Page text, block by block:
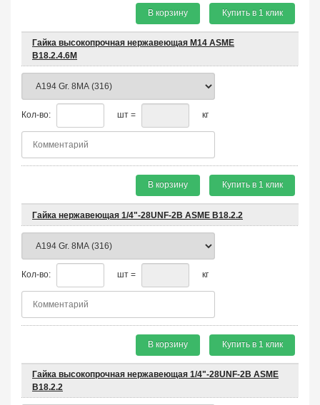
В корзину Купить в 1 клик
Гайка высокопрочная нержавеющая М14 ASME
B18.2.4.6M
Кол-во: шт = кг
В корзину Купить в 1 клик
Гайка нержавеющая 1/4"-28UNF-2B ASME B18.2.2
Кол-во: шт = кг
В корзину Купить в 1 клик
Гайка высокопрочная нержавеющая 1/4"-28UNF-2B ASME
B18.2.2